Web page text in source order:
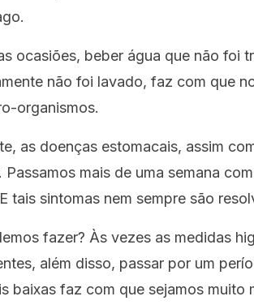
ocasiões, beber água que não foi
não foi lavado, faz com que
organismos.
as doenças estomacais, assim
Passamos mais de uma semana
tais sintomas nem sempre são
fazer? Às vezes as medidas
além disso, passar por um
baixas faz com que sejamos muito